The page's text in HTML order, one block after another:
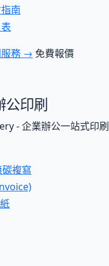
南
服務 → 免費報價
公印刷
- 企業辦公一站式印刷
複寫